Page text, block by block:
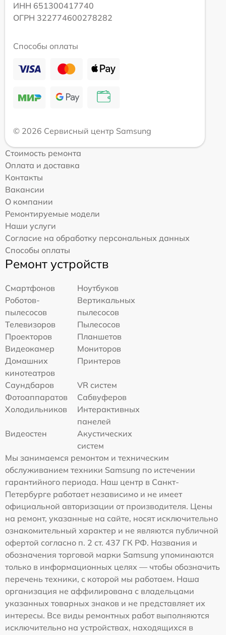
ИНН 651300417740
ОГРН 322774600278282
Способы оплаты
© 2026 Сервисный центр Samsung
Стоимость ремонта
Оплата и доставка
Контакты
Вакансии
О компании
Ремонтируемые модели
Наши услуги
Согласие на обработку персональных данных
Способы оплаты
Ремонт устройств
Смартфонов
Ноутбуков
Роботов-
пылесосов
Вертикальных
пылесосов
Телевизоров
Пылесосов
Проекторов
Планшетов
Видеокамер
Мониторов
Домашних
кинотеатров
Принтеров
Саундбаров
VR систем
Фотоаппаратов
Сабвуферов
Холодильников
Интерактивных
панелей
Видеостен
Акустических
систем
Мы занимаемся ремонтом и техническим
обслуживанием техники Samsung по истечении
гарантийного периода. Наш центр в Санкт-
Петербурге работает независимо и не имеет
официальной авторизации от производителя. Цены
на ремонт, указанные на сайте, носят исключительно
ознакомительный характер и не являются публичной
офертой согласно п. 2 ст. 437 ГК РФ. Названия и
обозначения торговой марки Samsung упоминаются
только в информационных целях — чтобы обозначить
перечень техники, с которой мы работаем. Наша
организация не аффилирована с владельцами
указанных товарных знаков и не представляет их
интересы. Все виды ремонтных работ выполняются
исключительно на устройствах, находящихся в